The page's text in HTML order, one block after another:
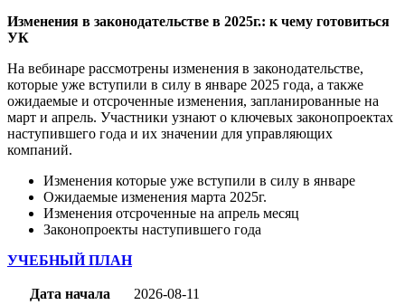
Изменения в законодательстве в 2025г.: к чему готовиться
УК
На вебинаре рассмотрены изменения в законодательстве,
которые уже вступили в силу в январе 2025 года, а также
ожидаемые и отсроченные изменения, запланированные на
март и апрель. Участники узнают о ключевых законопроектах
наступившего года и их значении для управляющих
компаний.
Изменения которые уже вступили в силу в январе
Ожидаемые изменения марта 2025г.
Изменения отсроченные на апрель месяц
Законопроекты наступившего года
УЧЕБНЫЙ ПЛАН
Дата начала
2026-08-11